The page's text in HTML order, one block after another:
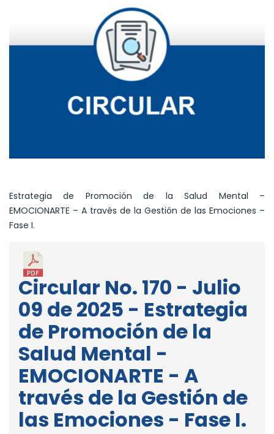
Estrategia de Promoción de la Salud Mental –
EMOCIONARTE – A través de la Gestión de las Emociones –
Fase I.
Circular No. 170 - Julio
09 de 2025 - Estrategia
de Promoción de la
Salud Mental -
EMOCIONARTE - A
través de la Gestión de
las Emociones - Fase I.